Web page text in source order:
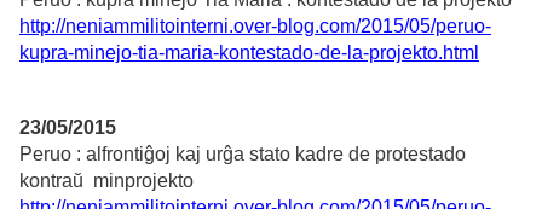
http://neniammilitointerni.over-blog.com/2015/05/peruo-
kupra-minejo-tia-maria-kontestado-de-la-projekto.html
23/05/2015
Peruo : alfrontiĝoj kaj urĝa stato kadre de protestado
kontraŭ minprojekto